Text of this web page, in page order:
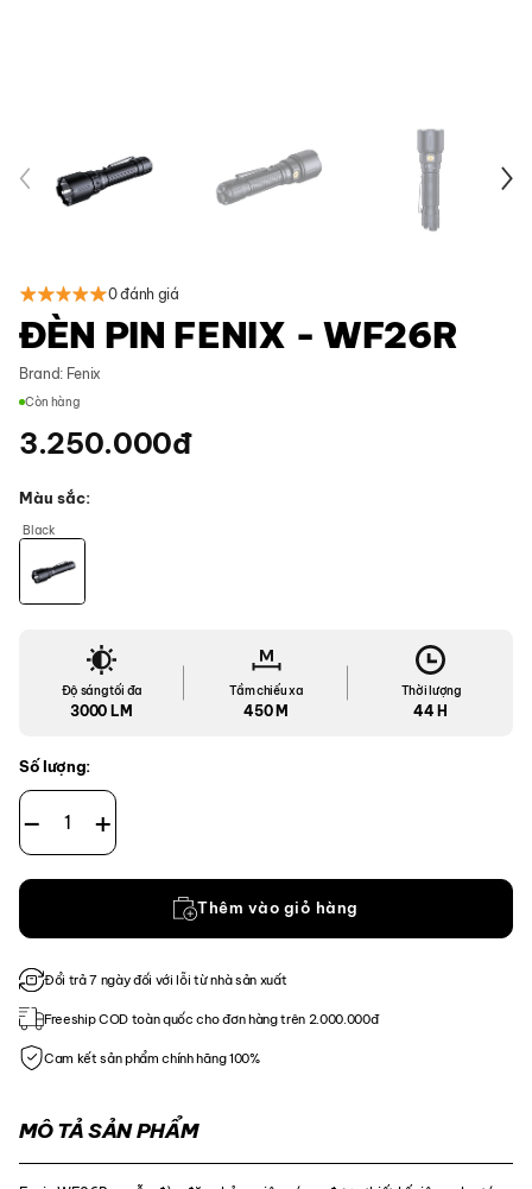
0 đánh giá
ĐÈN PIN FENIX - WF26R
Brand: Fenix
Còn hàng
3.250.000đ
Màu sắc
Black
Độ sáng tối đa
3000 LM
Tầm chiếu xa
450 M
Thời lượng
44 H
Số lượng:
Đèn Pin Fenix - WF26R số lượng
Thêm vào giỏ hàng
Đổi trả 7 ngày đối với lỗi từ nhà sản xuất
Freeship COD toàn quốc cho đơn hàng trên 2.000.000đ
Cam kết sản phẩm chính hãng 100%
MÔ TẢ SẢN PHẨM